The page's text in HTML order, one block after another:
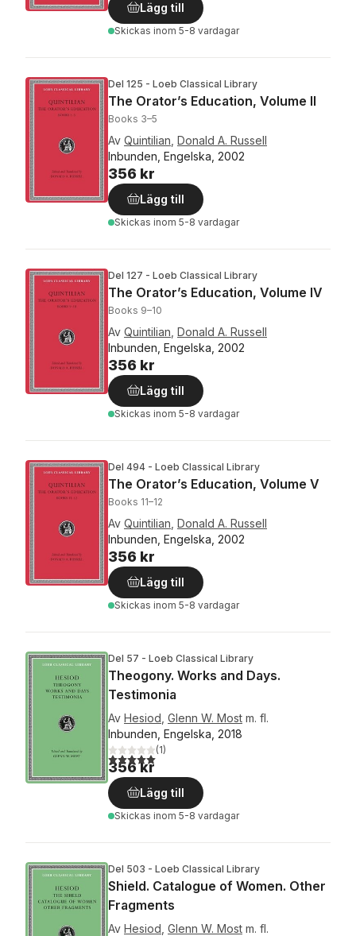
Lägg till
Skickas inom 5-8 vardagar
Del 125 - Loeb Classical Library
The Orator’s Education, Volume II
Books 3–5
Av Quintilian Donald A. Russell
Inbunden, Engelska, 2002
356 kr
Lägg till
Skickas inom 5-8 vardagar
Del 127 - Loeb Classical Library
The Orator’s Education, Volume IV
Books 9–10
Av Quintilian Donald A. Russell
Inbunden, Engelska, 2002
356 kr
Lägg till
Skickas inom 5-8 vardagar
Del 494 - Loeb Classical Library
The Orator’s Education, Volume V
Books 11–12
Av Quintilian Donald A. Russell
Inbunden, Engelska, 2002
356 kr
Lägg till
Skickas inom 5-8 vardagar
Del 57 - Loeb Classical Library
Theogony. Works and Days.
Testimonia
Av Hesiod Glenn W. Most m. fl.
Inbunden, Engelska, 2018
5,0utav 5 stjärnor. Totalt antal röster:
(1)
356 kr
Lägg till
Skickas inom 5-8 vardagar
Del 503 - Loeb Classical Library
Shield. Catalogue of Women. Other
Fragments
Av Hesiod Glenn W. Most m. fl.